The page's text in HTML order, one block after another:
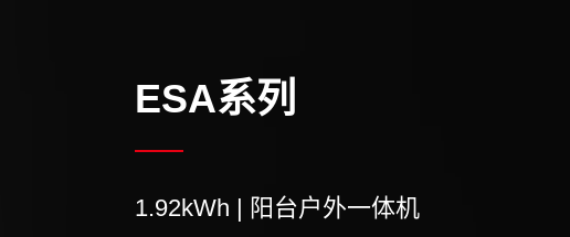
ESA系列
1.92kWh | 阳台户外一体机